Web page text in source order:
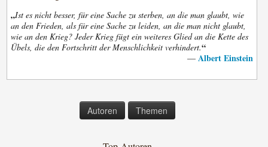
„Ist es nicht besser, für eine Sache zu sterben, an die man glaubt, wie
an den Frieden, als für eine Sache zu leiden, an die man nicht glaubt,
wie an den Krieg? Jeder Krieg fügt ein weiteres Glied an die Kette des
Übels, die den Fortschritt der Menschlichkeit verhindert.“
— Albert Einstein
Autoren Themen